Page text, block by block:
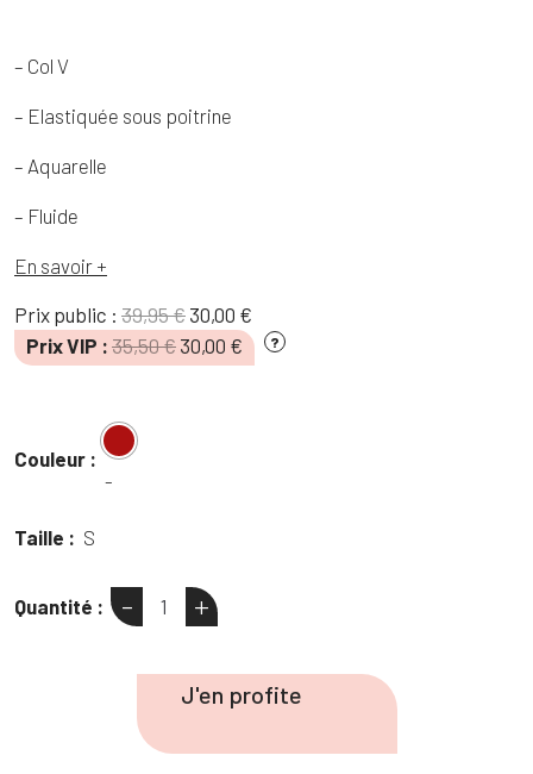
– Col V
– Elastiquée sous poitrine
– Aquarelle
– Fluide
En savoir +
Prix public : 39,95€ Le
prix
initial
30,00 €
prix
actuel
Prix VIP : 35,50€ Le
prix
30,00 € Le
prix
?
Couleur :
-
Taille : S
Quantité :
quantité
- +
J'en profite